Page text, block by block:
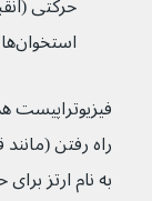
استخوان‌ها و عضلات تأثیر بگذارد
به نام ارتز برای حمایت